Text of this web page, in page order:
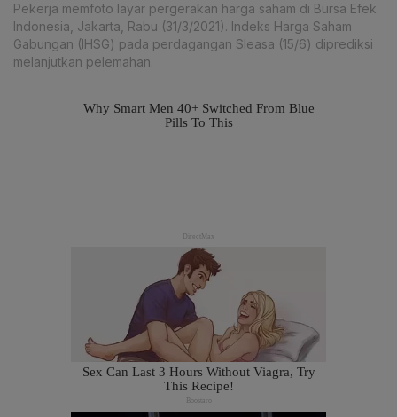
Pekerja memfoto layar pergerakan harga saham di Bursa Efek
Indonesia, Jakarta, Rabu (31/3/2021). Indeks Harga Saham
Gabungan (IHSG) pada perdagangan Sleasa (15/6) diprediksi
melanjutkan pelemahan.